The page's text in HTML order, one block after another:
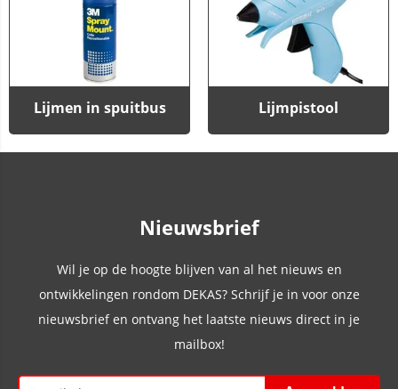
Lijmen in spuitbus Lijmpistool
Nieuwsbrief
Wil je op de hoogte blijven van al het nieuws en
ontwikkelingen rondom DEKAS? Schrijf je in voor onze
nieuwsbrief en ontvang het laatste nieuws direct in je
mailbox!